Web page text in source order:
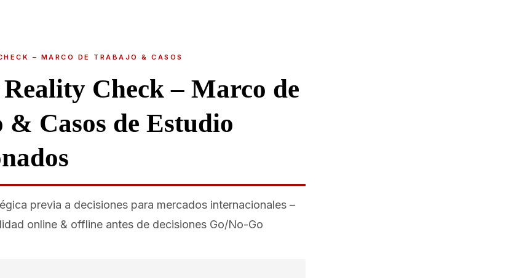
– MARCO DE TRABAJO & CASOS
Check – Marco de
Casos de Estudio
previa a decisiones para mercados internacionales –
online & offline antes de decisiones Go/No-Go